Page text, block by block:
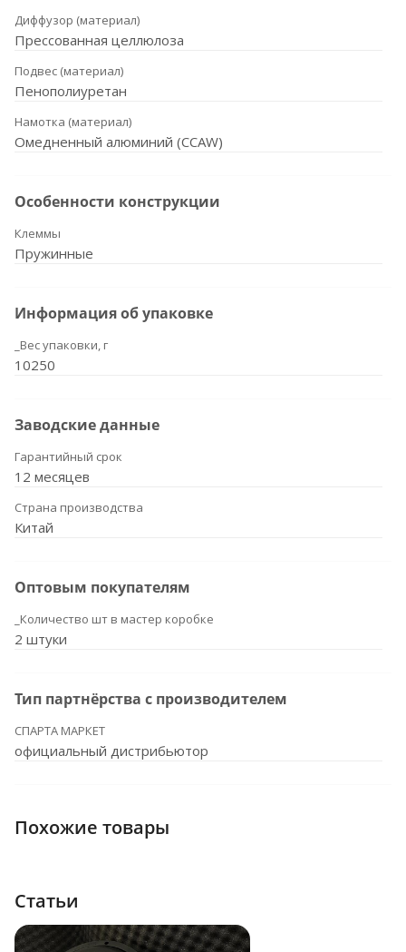
Диффузор (материал)
Прессованная целлюлоза
Подвес (материал)
Пенополиуретан
Намотка (материал)
Омедненный алюминий (CCAW)
Особенности конструкции
Клеммы
Пружинные
Информация об упаковке
_Вес упаковки, г
10250
Заводские данные
Гарантийный срок
12 месяцев
Страна производства
Китай
Оптовым покупателям
_Количество шт в мастер коробке
2 штуки
Тип партнёрства с производителем
СПАРТА МАРКЕТ
официальный дистрибьютор
Похожие товары
Статьи